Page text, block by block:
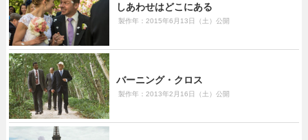
しあわせはどこにある
製作年：2015年6月13日（土）公開
バーニング・クロス
製作年：2013年2月16日（土）公開